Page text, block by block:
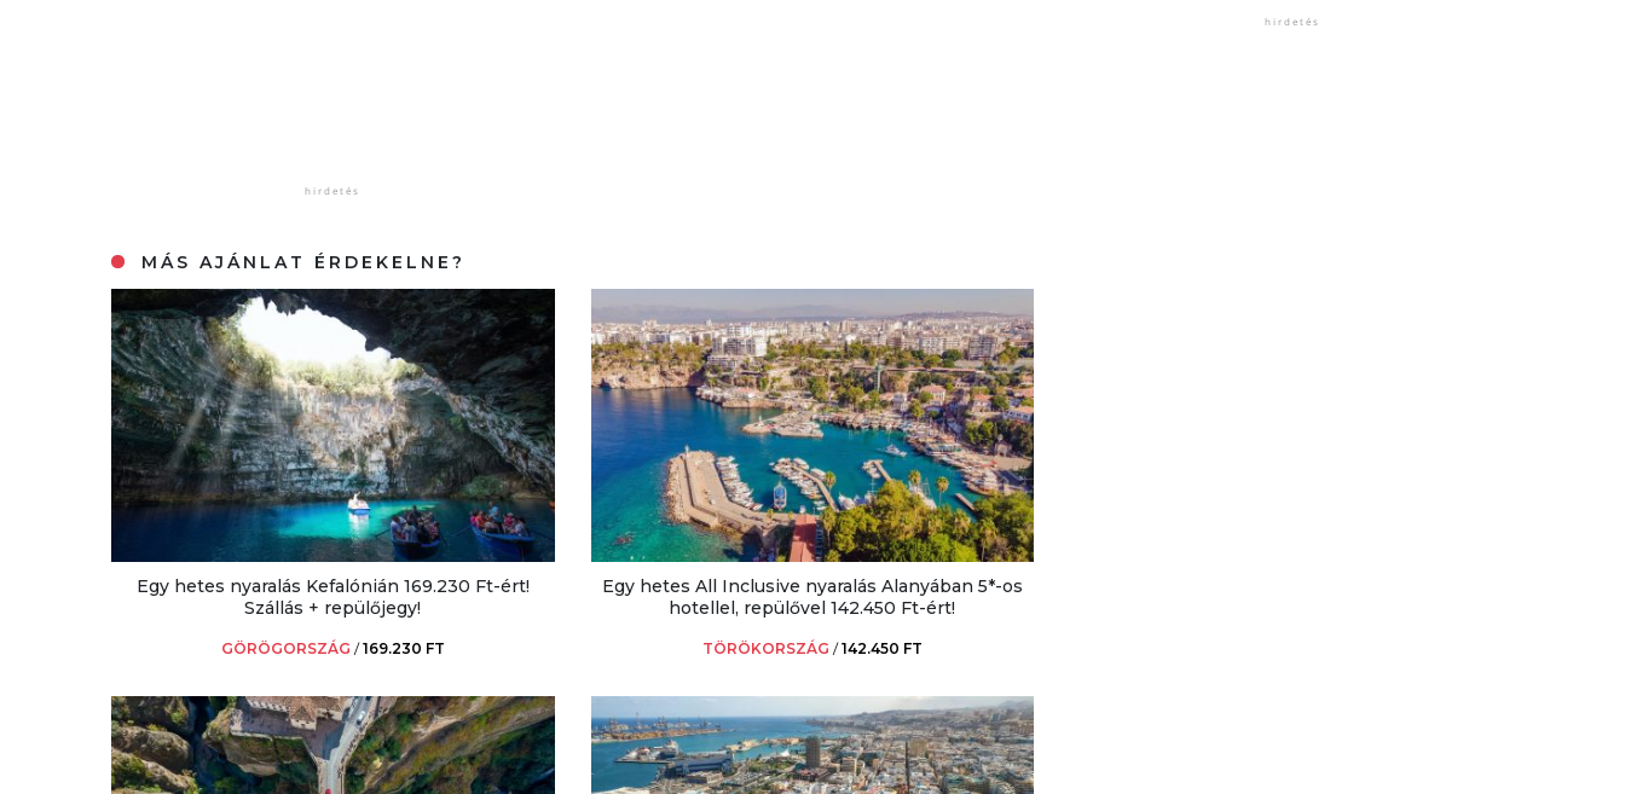
MÁS AJÁNLAT ÉRDEKELNE?
Egy hetes nyaralás Kefalónián 169.230 Ft-ért!
Szállás + repülőjegy!
GÖRÖGORSZÁG /169.230 FT
Egy hetes All Inclusive nyaralás Alanyában 5*-os
hotellel, repülővel 142.450 Ft-ért!
TÖRÖKORSZÁG /142.450 FT